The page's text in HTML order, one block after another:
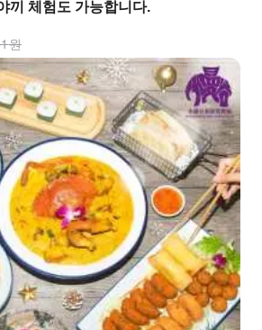
끼 체험도 가능합니다.
원